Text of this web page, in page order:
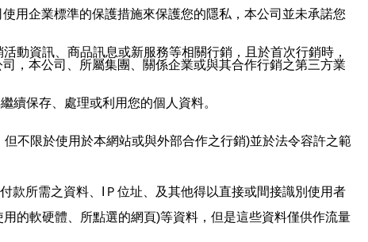
用企業標準的保護措施來保護您的隱私，本公司並未承諾您
動資訊、商品訊息或新服務等相關行銷，且於首次行銷時，
，本公司、所屬集團、關係企業或與其合作行銷之第三方業
續保存、處理或利用您的個人資料。
不限於使用於本網站或與外部合作之行銷)並於法令容許之範
款所需之資料、IＰ位址、及其他得以直接或間接識別使用者
的軟硬體、所點選的網頁)等資料，但是這些資料僅供作流量